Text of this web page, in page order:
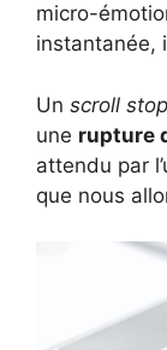
micro-
instantanée,
Un scroll
une rupture
attendu par
que nous